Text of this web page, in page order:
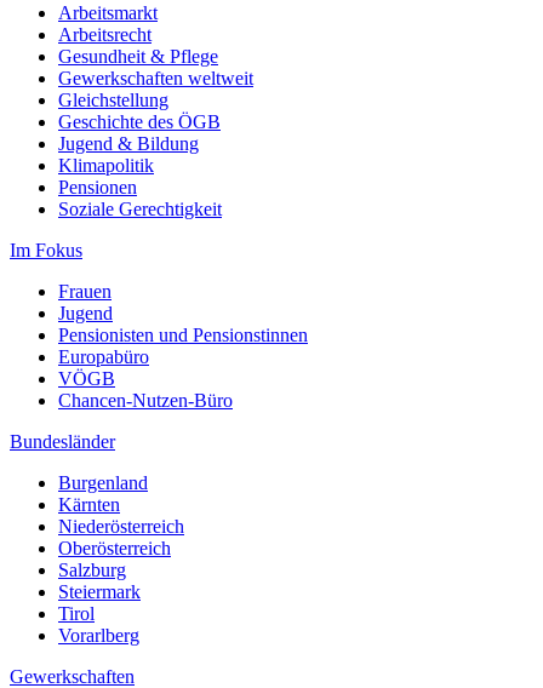
Arbeitsmarkt
Arbeitsrecht
Gesundheit & Pflege
Gewerkschaften weltweit
Gleichstellung
Geschichte des ÖGB
Jugend & Bildung
Klimapolitik
Pensionen
Soziale Gerechtigkeit
Im Fokus
Frauen
Jugend
Pensionisten und Pensionstinnen
Europabüro
VÖGB
Chancen-Nutzen-Büro
Bundesländer
Burgenland
Kärnten
Niederösterreich
Oberösterreich
Salzburg
Steiermark
Tirol
Vorarlberg
Gewerkschaften